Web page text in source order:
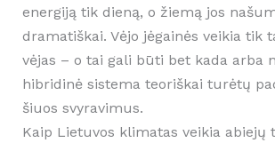
energiją tik dieną, o žiemą jos
dramatiškai. Vėjo jėgainės veikia tik
vėjas – o tai gali būti bet kada arba
hibridinė sistema teoriškai turėtų
šiuos svyravimus.
Kaip Lietuvos klimatas veikia abiejų